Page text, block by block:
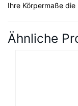
Ihre Körpermaße
Ähnliche